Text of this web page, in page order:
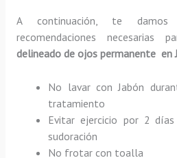
A continuación, te
recomendaciones necesarias
delineado de ojos permanente en
No lavar con Jabón
tratamiento
Evitar ejercicio por 2
sudoración
No frotar con toalla